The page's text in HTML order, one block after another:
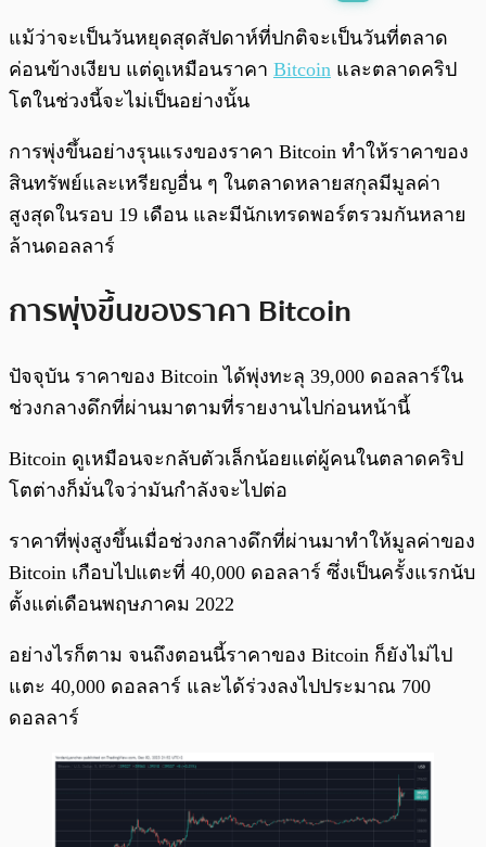
พร้อมเล่น 0:00/
แม้ว่าจะเป็นวันหยุดสุดสัปดาห์ที่ปกติจะเป็นวันที่ตลาด
ค่อนข้างเงียบ แต่ดูเหมือนราคา Bitcoin และตลาดคริป
โตในช่วงนี้จะไม่เป็นอย่างนั้น
การพุ่งขึ้นอย่างรุนแรงของราคา Bitcoin ทำให้ราคาของ
สินทรัพย์และเหรียญอื่น ๆ ในตลาดหลายสกุลมีมูลค่า
สูงสุดในรอบ 19 เดือน และมีนักเทรดพอร์ตรวมกันหลาย
ล้านดอลลาร์
การพุ่งขึ้นของราคา Bitcoin
ปัจจุบัน ราคาของ Bitcoin ได้พุ่งทะลุ 39,000 ดอลลาร์ใน
ช่วงกลางดึกที่ผ่านมาตามที่รายงานไปก่อนหน้านี้
Bitcoin ดูเหมือนจะกลับตัวเล็กน้อยแต่ผู้คนในตลาดคริป
โตต่างก็มั่นใจว่ามันกำลังจะไปต่อ
ราคาที่พุ่งสูงขึ้นเมื่อช่วงกลางดึกที่ผ่านมาทำให้มูลค่าของ
Bitcoin เกือบไปแตะที่ 40,000 ดอลลาร์ ซึ่งเป็นครั้งแรกนับ
ตั้งแต่เดือนพฤษภาคม 2022
อย่างไรก็ตาม จนถึงตอนนี้ราคาของ Bitcoin ก็ยังไม่ไป
แตะ 40,000 ดอลลาร์ และได้ร่วงลงไปประมาณ 700
ดอลลาร์